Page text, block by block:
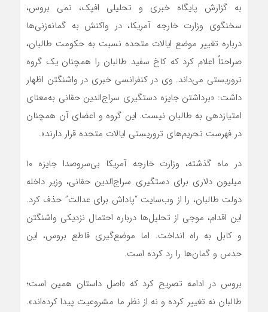
به گزارش پایگاه خبری و تحلیلی افپک، تمی بروس،
سخنگوی وزارت خارجه آمریکا، در واکنش به گمانه‌زنی‌ها
درباره تغییر موضع ایالات متحده نسبت به حکومت طالبان،
صراحتاً اعلام کرد که کاخ سفید طالبان را همچنان یک گروه
تروریستی می‌داند. وی در کنفرانسی خبری در واشنگتن اظهار
داشت: «برداشتن جایزه دستگیری سراج‌الدین حقانی به‌معنای
امتیازدهی به طالبان نیست. این گروه و اعضای آن همچنان
در فهرست تحریم‌های تروریستی ایالات متحده قرار دارند».
در ماه گذشته، وزارت خارجه آمریکا بی‌سروصدا جایزه ۱۰
میلیون دلاری برای دستگیری سراج‌الدین حقانی، وزیر داخله
دولت طالبان، را از وب‌سایت “پاداش برای عدالت” حذف کرد.
این اقدام، موجی از تحلیل‌ها درباره احتمال نزدیکی واشنگتن
و کابل به راه انداخت. اما موضع‌گیری قاطع بروس، این
حدس و گمان‌ها را رد کرده است.
بروس در ادامه تصریح کرد که «اصل داستان همین است؛
طالبان نه تغییر کرده و نه از نظر ما مشروعیت پیدا کرده‌اند».